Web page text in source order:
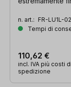
n. art.: FR-LU1L-
Tempi di
110,62 €
incl. IVA più costi di
spedizione